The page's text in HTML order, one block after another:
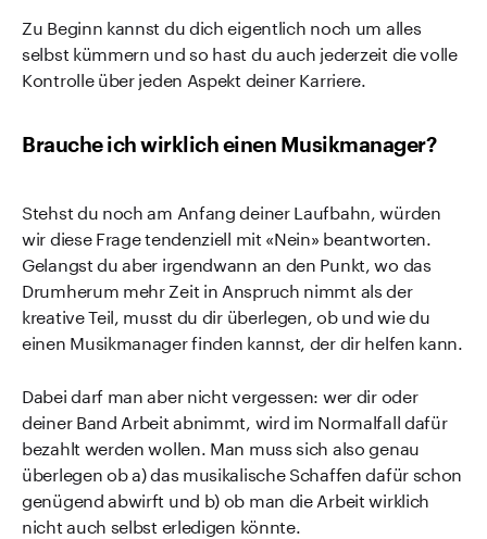
Zu Beginn kannst du dich eigentlich noch um alles
selbst kümmern und so hast du auch jederzeit die volle
Kontrolle über jeden Aspekt deiner Karriere.
Brauche ich wirklich einen Musikmanager?
Stehst du noch am Anfang deiner Laufbahn, würden
wir diese Frage tendenziell mit «Nein» beantworten.
Gelangst du aber irgendwann an den Punkt, wo das
Drumherum mehr Zeit in Anspruch nimmt als der
kreative Teil, musst du dir überlegen, ob und wie du
einen Musikmanager finden kannst, der dir helfen kann.
Dabei darf man aber nicht vergessen: wer dir oder
deiner Band Arbeit abnimmt, wird im Normalfall dafür
bezahlt werden wollen. Man muss sich also genau
überlegen ob a) das musikalische Schaffen dafür schon
genügend abwirft und b) ob man die Arbeit wirklich
nicht auch selbst erledigen könnte.